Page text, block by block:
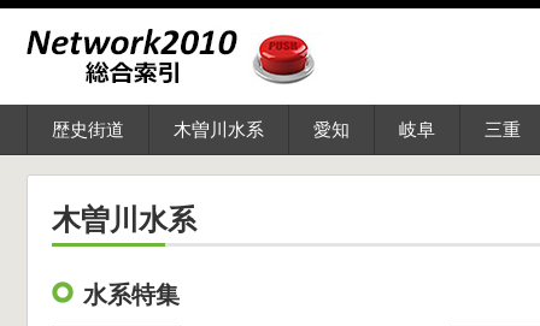
歴史街道 木曽川水系 愛知 岐阜 三重
木曽川水系
水系特集